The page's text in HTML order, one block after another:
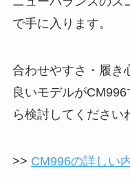
で手に入ります。
合わせやすさ・履き
良いモデルが
ら検討してください
>> CM996の詳しい